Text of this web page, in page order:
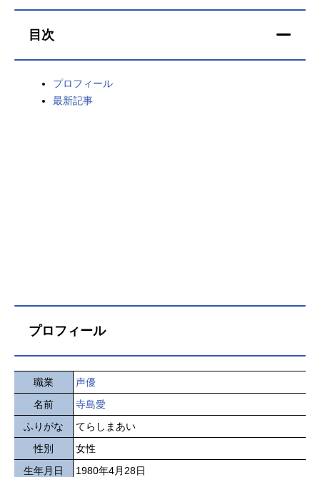
今期アニメ曜日別一覧
春アニメ 夏アニメ
秋アニメ
目次
プロフィール
最新記事
プロフィール
職業
声優
名前
寺島愛
ふりがな
てらしまあい
性別
女性
生年月日
1980年4月28日